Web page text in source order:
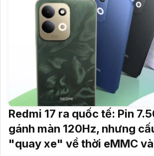
Redmi 17 ra quốc tế: Pin
gánh màn 120Hz, nhưng
"quay xe" về thời eMMC và